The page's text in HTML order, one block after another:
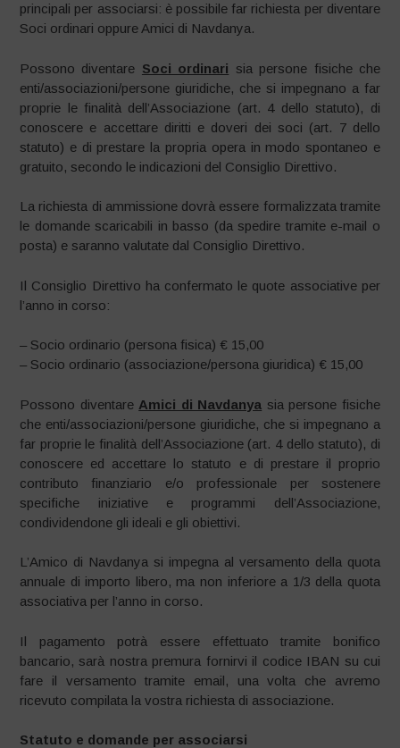
principali per associarsi: è possibile far richiesta per diventare
Soci ordinari oppure Amici di Navdanya.
Possono diventare Soci ordinari sia persone fisiche che
enti/associazioni/persone giuridiche, che si impegnano a far
proprie le finalità dell’Associazione (art. 4 dello statuto), di
conoscere e accettare diritti e doveri dei soci (art. 7 dello
statuto) e di prestare la propria opera in modo spontaneo e
gratuito, secondo le indicazioni del Consiglio Direttivo.
La richiesta di ammissione dovrà essere formalizzata tramite
le domande scaricabili in basso (da spedire tramite e-mail o
posta) e saranno valutate dal Consiglio Direttivo.
Il Consiglio Direttivo ha confermato le quote associative per
l’anno in corso:
– Socio ordinario (persona fisica) € 15,00
– Socio ordinario (associazione/persona giuridica) € 15,00
Possono diventare Amici di Navdanya sia persone fisiche
che enti/associazioni/persone giuridiche, che si impegnano a
far proprie le finalità dell’Associazione (art. 4 dello statuto), di
conoscere ed accettare lo statuto e di prestare il proprio
contributo finanziario e/o professionale per sostenere
specifiche iniziative e programmi dell’Associazione,
condividendone gli ideali e gli obiettivi.
L’Amico di Navdanya si impegna al versamento della quota
annuale di importo libero, ma non inferiore a 1/3 della quota
associativa per l’anno in corso.
Il pagamento potrà essere effettuato tramite bonifico
bancario, sarà nostra premura fornirvi il codice IBAN su cui
fare il versamento tramite email, una volta che avremo
ricevuto compilata la vostra richiesta di associazione.
Statuto e domande per associarsi